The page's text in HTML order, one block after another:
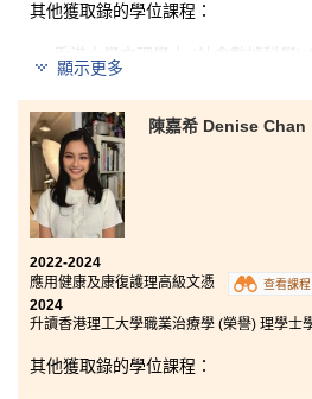
其他獲取錄的學位課程：
香港大學文理學士 (社會數據科學)
學)
香港城市大學社會科學學士社會科
理) (高年級入學)
香港理工大學應用社會科學 (榮譽)
政策及社會創業) (高年級入學)
入讀書院後，我對讀書有了新的
學副學士 (刑事司法及執法) 課程
程後，我更得到多間大學的學士
顯示更多
陳嘉希 Denise Chan
2022-2024
應用健康及康復護理高級文憑
查看課程
2024
升讀香港理工大學職業治療學 (榮譽) 理學士
其他獲取錄的學位課程：